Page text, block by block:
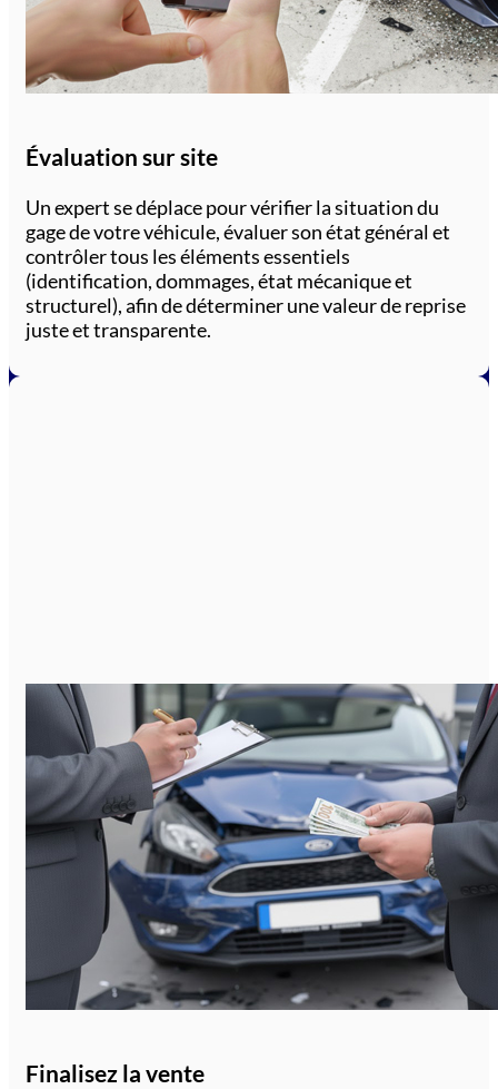
Évaluation sur site
Un expert se déplace pour vérifier la situation du
gage de votre véhicule, évaluer son état général et
contrôler tous les éléments essentiels
(identification, dommages, état mécanique et
structurel), afin de déterminer une valeur de reprise
juste et transparente.
Finalisez la vente